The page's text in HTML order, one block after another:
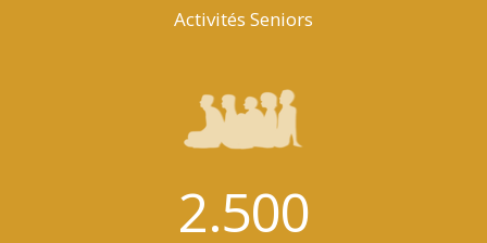
Activités Seniors
2.500